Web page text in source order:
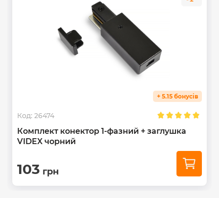
+ 5.15 бонусів
Код: 26474
Комплект конектор 1-фазний + заглушка
VIDEX чорний
103 грн